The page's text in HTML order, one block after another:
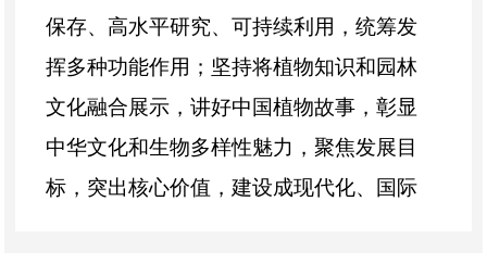
保存、高水平研究、可持续利用，统筹发
挥多种功能作用；坚持将植物知识和园林
文化融合展示，讲好中国植物故事，彰显
中华文化和生物多样性魅力，聚焦发展目
标，突出核心价值，建设成现代化、国际